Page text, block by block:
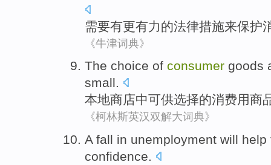
需要有更有力的法律措施来保护
《牛津词典》
The choice of consumer goods
small.
本地商店中可供选择的消费用商
《柯林斯英汉双解大词典》
A fall in unemployment will help
confidence.